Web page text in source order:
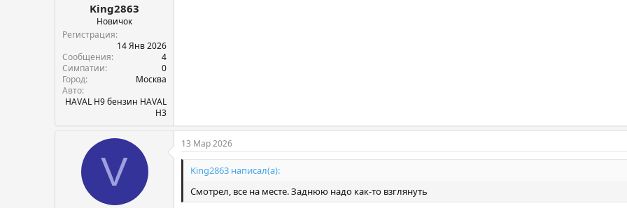
King2863
Новичок
Регистрация
14 Янв 2026
Сообщения
4
Симпатии
0
Город
Москва
Авто
HAVAL H9 бензин HAVAL
H3
V
13 Мар 2026
King2863 написал(а):
Смотрел, все на месте. Заднюю надо как-то взглянуть